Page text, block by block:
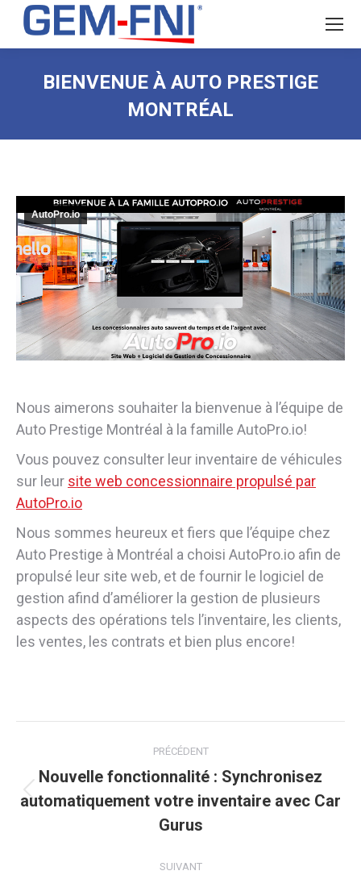
BIENVENUE À AUTO PRESTIGE
MONTRÉAL
AutoPro.io
Nous aimerons souhaiter la bienvenue à l’équipe de
Auto Prestige Montréal à la famille AutoPro.io!
Vous pouvez consulter leur inventaire de véhicules
sur leur site web concessionnaire propulsé par
AutoPro.io
Nous sommes heureux et fiers que l’équipe chez
Auto Prestige à Montréal a choisi AutoPro.io afin de
propulsé leur site web, et de fournir le logiciel de
gestion afind d’améliorer la gestion de plusieurs
aspects des opérations tels l’inventaire, les clients,
les ventes, les contrats et bien plus encore!
article
PRÉCÉDENT
Article
précédent
Nouvelle fonctionnalité : Synchronisez
automatiquement votre inventaire avec Car
Gurus
SUIVANT